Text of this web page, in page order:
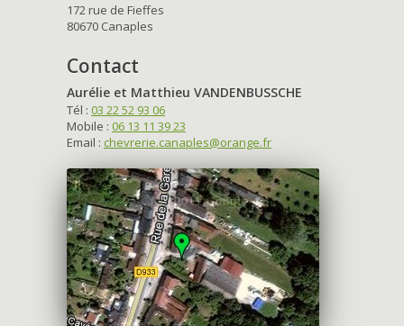
172 rue de Fieffes
80670 Canaples
Contact
Aurélie et Matthieu VANDENBUSSCHE
Tél : 03 22 52 93 06
Mobile : 06 13 11 39 23
Email : chevrerie.canaples@orange.fr